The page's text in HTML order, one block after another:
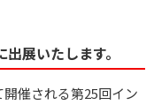
展いたします。
催される第25回イン